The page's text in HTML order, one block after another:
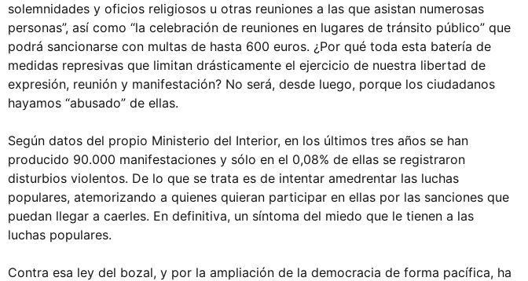
solemnidades y oficios religiosos u otras reuniones a las que asistan numerosas
personas”, así como “la celebración de reuniones en lugares de tránsito público” que
podrá sancionarse con multas de hasta 600 euros. ¿Por qué toda esta batería de
medidas represivas que limitan drásticamente el ejercicio de nuestra libertad de
expresión, reunión y manifestación? No será, desde luego, porque los ciudadanos
hayamos “abusado” de ellas.
Según datos del propio Ministerio del Interior, en los últimos tres años se han
producido 90.000 manifestaciones y sólo en el 0,08% de ellas se registraron
disturbios violentos. De lo que se trata es de intentar amedrentar las luchas
populares, atemorizando a quienes quieran participar en ellas por las sanciones que
puedan llegar a caerles. En definitiva, un síntoma del miedo que le tienen a las
luchas populares.
Contra esa ley del bozal, y por la ampliación de la democracia de forma pacífica, ha